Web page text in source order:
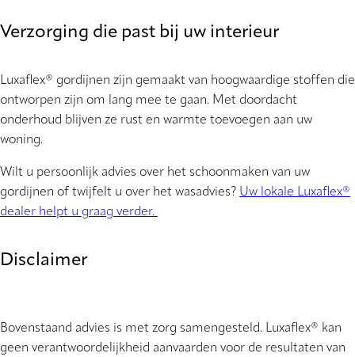
Verzorging die past bij uw interieur
Luxaflex® gordijnen zijn gemaakt van hoogwaardige stoffen die
ontworpen zijn om lang mee te gaan. Met doordacht
onderhoud blijven ze rust en warmte toevoegen aan uw
woning.
Wilt u persoonlijk advies over het schoonmaken van uw
gordijnen of twijfelt u over het wasadvies? Uw lokale Luxaflex®
dealer helpt u graag verder.
Disclaimer
Bovenstaand advies is met zorg samengesteld. Luxaflex® kan
geen verantwoordelijkheid aanvaarden voor de resultaten van